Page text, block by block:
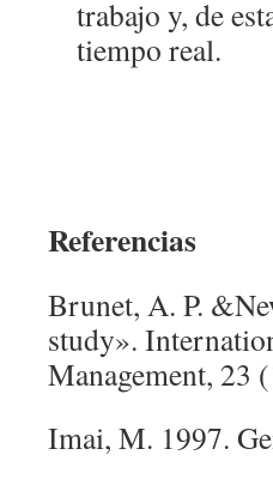
trabajo y, de
tiempo real.
Referencias
Brunet, A. P.
study».
Management, 23
Imai, M. 1997.